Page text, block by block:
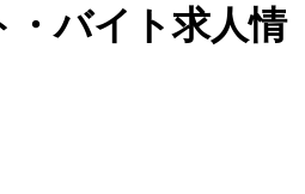
・バイト求人情